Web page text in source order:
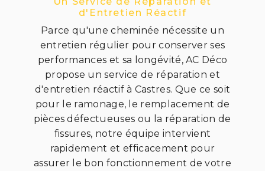
d'Entretien Réactif
Parce qu'une cheminée nécessite un
entretien régulier pour conserver ses
performances et sa longévité, AC Déco
propose un service de réparation et
d'entretien réactif à Castres. Que ce soit
pour le ramonage, le remplacement de
pièces défectueuses ou la réparation de
fissures, notre équipe intervient
rapidement et efficacement pour
assurer le bon fonctionnement de votre